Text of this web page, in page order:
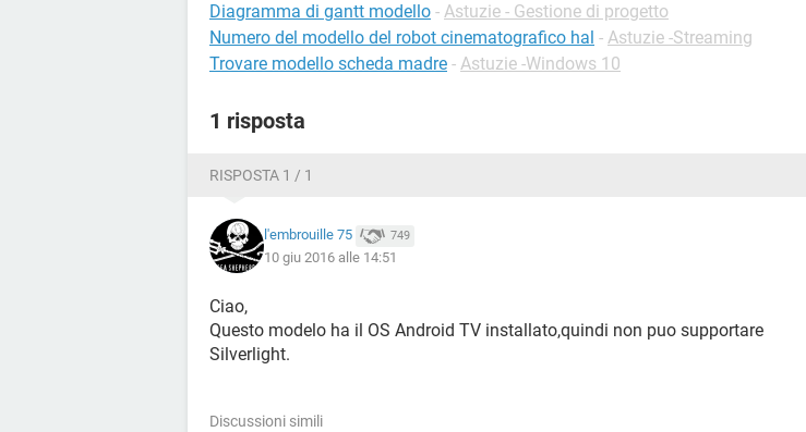
Diagramma di gantt modello - Astuzie - Gestione di progetto
Numero del modello del robot cinematografico hal - Astuzie -Streaming
Trovare modello scheda madre - Astuzie -Windows 10
1 risposta
RISPOSTA 1 / 1
l'embrouille 75 749
10 giu 2016 alle 14:51
Ciao,
Questo modelo ha il OS Android TV installato,quindi non puo supportare
Silverlight.
Discussioni simili